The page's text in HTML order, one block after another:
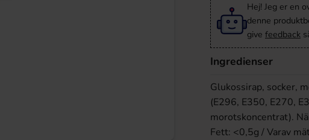
Hej! Jeg er en
denne
give feedback
Ingredienser
Glukossirap, socker,
(E296, E350, E270,
morotskoncentrat).
Fett: <0,5g / Varav